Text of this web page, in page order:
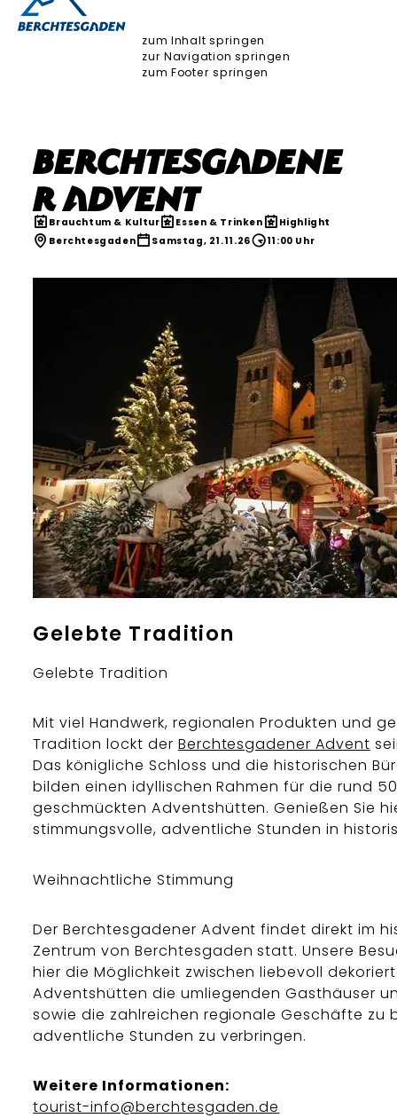
zum Inhalt springen
zur Navigation springen
zum Footer springen
Berchtesgadene
r Advent
Brauchtum & Kultur Essen & Trinken
Highlight
Berchtesgaden
Samstag, 21.11.26 11:00 Uhr
Gelebte Tradition
Gelebte Tradition
Mit viel Handwerk, regionalen Produkten und
Tradition lockt der Berchtesgadener Advent
Das königliche Schloss und die historischen
bilden einen idyllischen Rahmen für die rund
geschmückten Adventshütten. Genießen Sie
stimmungsvolle, adventliche Stunden in
Weihnachtliche Stimmung
Der Berchtesgadener Advent findet direkt im
Zentrum von Berchtesgaden statt. Unsere
hier die Möglichkeit zwischen liebevoll
Adventshütten die umliegenden Gasthäuser
sowie die zahlreichen regionale Geschäfte zu
adventliche Stunden zu verbringen.
Weitere Informationen:
tourist-info@berchtesgaden.de